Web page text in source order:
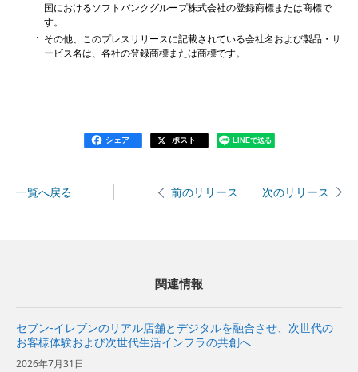
国におけるソフトバンクグループ株式会社の登録商標または商標で
す。
その他、このプレスリリースに記載されている会社名および製品・サ
ービス名は、各社の登録商標または商標です。
シェア ポスト LINEで送る
一覧へ戻る 前のリリース 次のリリース
関連情報
セブン-イレブンのリアル店舗とデジタルを融合させ、次世代の
お客様体験および次世代生活インフラの共創へ
2026年7月31日